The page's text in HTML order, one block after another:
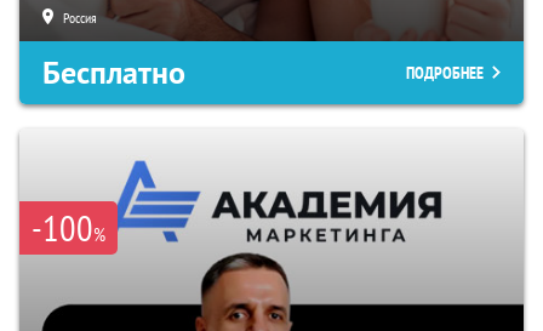
Россия
Бесплатно ПОДРОБНЕЕ
-100%